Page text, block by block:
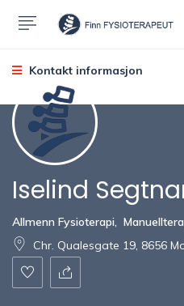
Kontakt informasjon
Iselind
Allmenn Fysioterapi
Chr. Qualesgate 19, 8656